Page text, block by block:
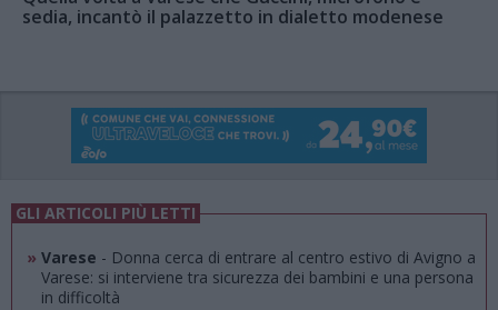
sedia, incantò il palazzetto in dialetto modenese
GLI ARTICOLI PIÙ LETTI
» Varese - Donna cerca di entrare al centro estivo di Avigno a
Varese: si interviene tra sicurezza dei bambini e una persona
in difficoltà